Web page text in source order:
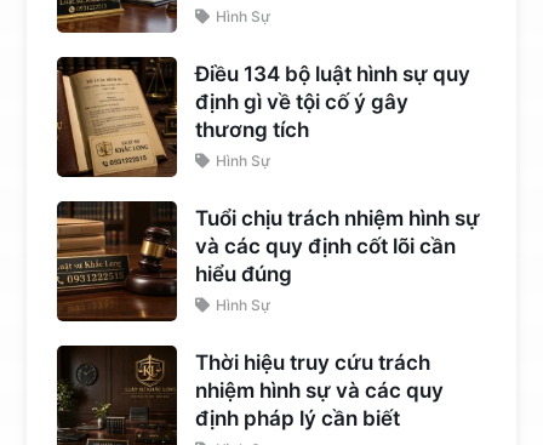
Hình Sự
Điều 134 bộ luật hình sự quy
định gì về tội cố ý gây
thương tích
Hình Sự
Tuổi chịu trách nhiệm hình sự
và các quy định cốt lõi cần
hiểu đúng
Hình Sự
Thời hiệu truy cứu trách
nhiệm hình sự và các quy
định pháp lý cần biết